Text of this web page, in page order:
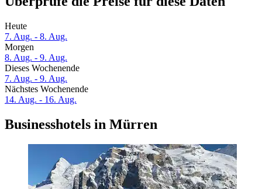
Heute
7. Aug. - 8. Aug.
Morgen
8. Aug. - 9. Aug.
Dieses Wochenende
7. Aug. - 9. Aug.
Nächstes Wochenende
14. Aug. - 16. Aug.
Businesshotels in Mürren